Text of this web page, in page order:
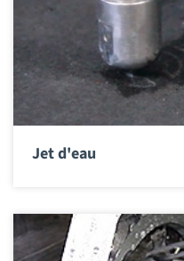
Jet d'eau